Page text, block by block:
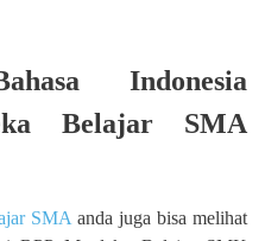
Indonesia
Belajar SMA
SMAanda juga bisa melihat